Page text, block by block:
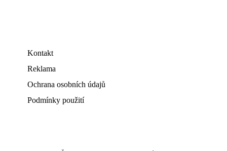
Kontakt
Reklama
Ochrana osobních údajů
Podmínky použití